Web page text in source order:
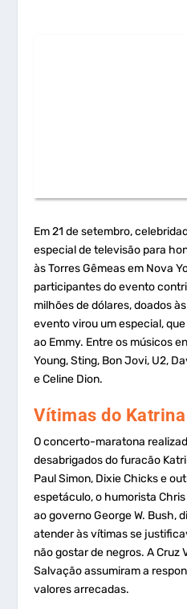
Em 21 de setembro,
especial de televisão para
às Torres Gêmeas em Nova
participantes do evento
milhões de dólares, doados
evento virou um especial,
ao Emmy. Entre os músicos
Young, Sting, Bon Jovi, U2,
e Celine Dion.
Vítimas do
O concerto-maratona
desabrigados do furacão
Paul Simon, Dixie Chicks e
espetáculo, o humorista
ao governo George W. Bush,
atender às vítimas se
não gostar de negros. A Cruz
Salvação assumiram a
valores arrecadas.